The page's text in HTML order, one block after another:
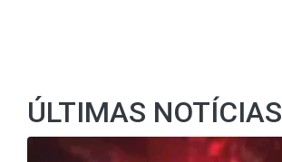
ÚLTIMAS NOTÍCIAS